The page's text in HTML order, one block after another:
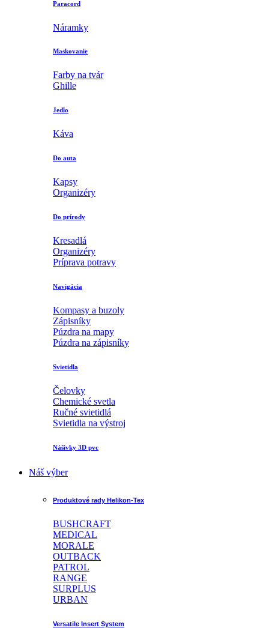
Paracord
Náramky
Maskovanie
Farby na tvár
Ghille
Jedlo
Káva
Do auta
Kapsy
Organizéry
Do prírody
Kresadlá
Organizéry
Príprava potravy
Navigácia
Kompasy a buzoly
Zápisníky
Púzdra na mapy
Púzdra na zápisníky
Svietidla
Čelovky
Chemické svetla
Ručné svietidlá
Svietidla na výstroj
Nášivky 3D pvc
Náš výber
Produktové rady Helikon-Tex
BUSHCRAFT
MEDICAL
MORALE
OUTBACK
PATROL
RANGE
SURPLUS
URBAN
Versatile Insert System